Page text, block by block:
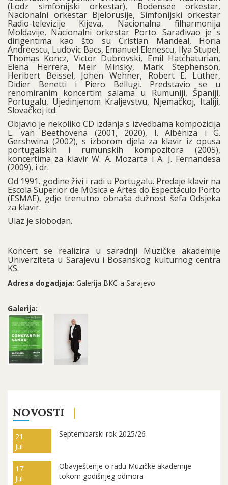
(Lodz simfonijski orkestar), Bodensee orkestar,
Nacionalni orkestar Bjelorusije, Simfonijski orkestar
Radio-televizije Kijeva, Nacionalna filharmonija
Moldavije, Nacionalni orkestar Porto. Sarađivao je s
dirigentima kao što su Cristian Mandeal, Horia
Andreescu, Ludovic Bacs, Emanuel Elenescu, Ilya Stupel,
Thomas Koncz, Victor Dubrovski, Emil Hatchaturian,
Elena Herrera, Meir Minsky, Mark Stephenson,
Heribert Beissel, Johen Wehner, Robert E. Luther,
Didier Benetti i Piero Bellugi. Predstavio se u
renomiranim koncertim salama u Rumuniji, Španiji,
Portugalu, Ujedinjenom Kraljevstvu, Njemačkoj, Italiji,
Slovačkoj itd.
Objavio je nekoliko CD izdanja s izvedbama kompozicija
L. van Beethovena (2001, 2020), I. Albéniza i G.
Gershwina (2002), s izborom djela za klavir iz opusa
portugalskih i rumunskih kompozitora (2005),
koncertima za klavir W. A. Mozarta i A. J. Fernandesa
(2009), i dr.
Od 1991. godine živi i radi u Portugalu. Predaje klavir na
Escola Superior de Música e Artes do Espectáculo Porto
(ESMAE), gdje trenutno obnaša dužnost šefa Odsjeka
za klavir.
Ulaz je slobodan.
Koncert se realizira u saradnji Muzičke akademije
Univerziteta u Sarajevu i Bosanskog kulturnog centra
KS.
Adresa dogadjaja: Galerija BKC-a Sarajevo
Galerija:
NOVOSTI
21.
Jul
Septembarski rok 2025/26
17.
Jul
Obavještenje o radu Muzičke akademije
tokom godišnjeg odmora